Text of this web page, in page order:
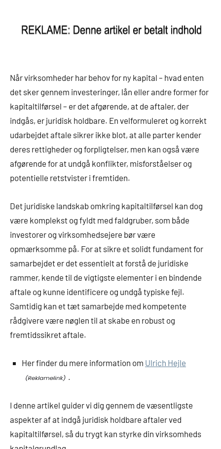
Når virksomheder har behov for ny kapital – hvad enten
det sker gennem investeringer, lån eller andre former for
kapitaltilførsel – er det afgørende, at de aftaler, der
indgås, er juridisk holdbare. En velformuleret og korrekt
udarbejdet aftale sikrer ikke blot, at alle parter kender
deres rettigheder og forpligtelser, men kan også være
afgørende for at undgå konflikter, misforståelser og
potentielle retstvister i fremtiden.
Det juridiske landskab omkring kapitaltilførsel kan dog
være komplekst og fyldt med faldgruber, som både
investorer og virksomhedsejere bør være
opmærksomme på. For at sikre et solidt fundament for
samarbejdet er det essentielt at forstå de juridiske
rammer, kende til de vigtigste elementer i en bindende
aftale og kunne identificere og undgå typiske fejl.
Samtidig kan et tæt samarbejde med kompetente
rådgivere være nøglen til at skabe en robust og
fremtidssikret aftale.
Her finder du mere information om Ulrich Hejle
.
I denne artikel guider vi dig gennem de væsentligste
aspekter af at indgå juridisk holdbare aftaler ved
kapitaltilførsel, så du trygt kan styrke din virksomheds